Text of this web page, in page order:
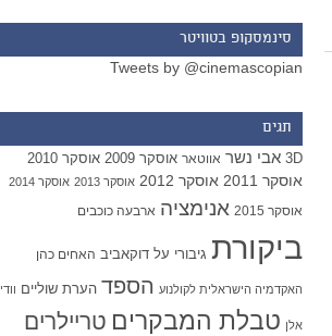
סינמסקופ בטוויטר
Tweets by @cinemascopian
תגים
3D אבי נשר אווטאר אוסקר 2009 אוסקר 2010
אוסקר 2011 אוסקר 2012 אוסקר 2013 אוסקר 2014
אוסקר 2015 אנימציה ארבעה כוכבים
ביקורת גיבורי על דוקאביב האחים כהן
האקדמיה הישראלית לקולנוע הספד הערת שוליים וודי
אלן טבלת המבקרים טריילרים